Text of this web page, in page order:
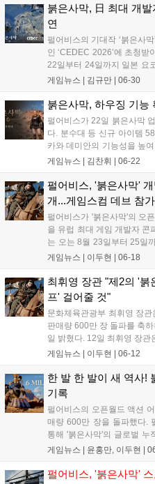
편의성을 개선하는 등 이용
니다. 이번 업데이트는 즉시
니다....
붉은사막, 日 최대 개
연
펄어비스의 기대작 ‘붉은사
인 ‘CEDEC 2026’에 초청받
22일부터 24일까지 일본 요
승빈, 김현겸 실장이 연사로
개발 과정에서 겪은 기술적
화 및 협업 체계 구축 등 실
내용은 CEDEC 공식 홈페이
게임뉴스 | 김규만 06-30
붉은사막, 하우징 기능
펄어비스가 22일 붉은사막
다. 분수대 등 신규 아이템
카와 데미안의 기능성을 높
전용 신규 장비도 추가됐다.
텐츠로 이용자 경험을 향상했
게임뉴스 | 김찬휘 06-22
펄어비스, '붉은사막'
개...게임스컴 데브 참가
펄어비스가 '붉은사막'의 오
을 유럽 최대 게임 개발자 콘
는 오는 8월 23일부터 25일
데브(gamescom dev)'에서 '
'게임스컴' 본행사에 앞서...
게임뉴스 | 이두현 06-18
최휘영 장관 "제2의 '붉
프' 걸어줄 것"
문화체육관광부 최휘영 장
판매량 600만 장 돌파를 축
일 밝혔다. 12일 최휘영 장관
량 600만 장을 돌파한 '붉은
게임뉴스 | 이두현 06-12
한 발 한 발이 새 역사!
기록
펄어비스의 오픈월드 액션
매량 600만 장을 돌파했다.
통해 '붉은사막'의 글로벌 누
밝혔다. 지난 4월 15일 500
난 현재까지도 판매량...
게임뉴스 | 윤홍만, 이두현
펄어비스, '붉은사막'